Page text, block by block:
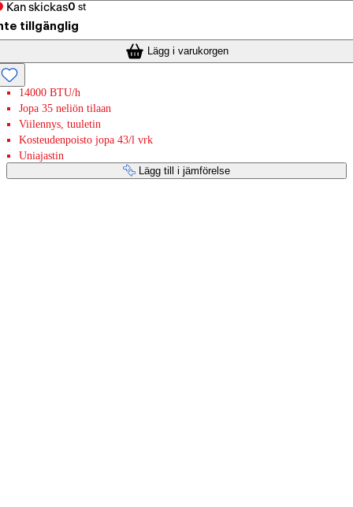
Kan skickas0 st
tillgänglig
Lägg i varukorgen
14000 BTU/h
Jopa 35 neliön tilaan
Viilennys, tuuletin
Kosteudenpoisto jopa 43/l vrk
Uniajastin
Lägg till i jämförelse